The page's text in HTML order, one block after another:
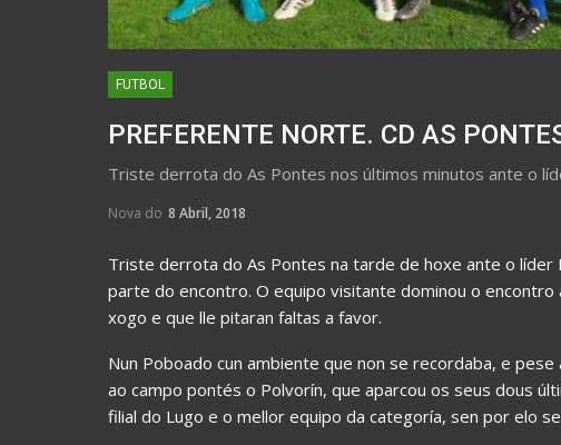
FUTBOL
PREFERENTE NORTE. CD AS
Triste derrota do As Pontes nos últimos minutos ante o
Nova do 8 Abril, 2018
Triste derrota do As Pontes na tarde de hoxe ante o líder
parte do encontro. O equipo visitante dominou o
xogo e que lle pitaran faltas a favor.
Nun Poboado cun ambiente que non se recordaba, e
ao campo pontés o Polvorín, que aparcou os seus dous
filial do Lugo e o mellor equipo da categoría, sen por elo